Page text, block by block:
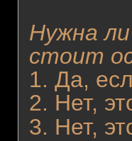
Нужна
стоит
1. Да,
2. Нет,
3. Нет,